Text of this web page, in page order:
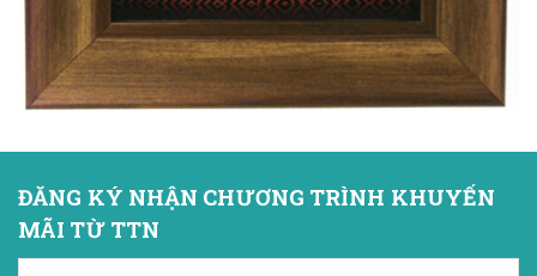
ĐĂNG KÝ NHẬN CHƯƠNG TRÌNH KHUYẾN
MÃI TỪ TTN